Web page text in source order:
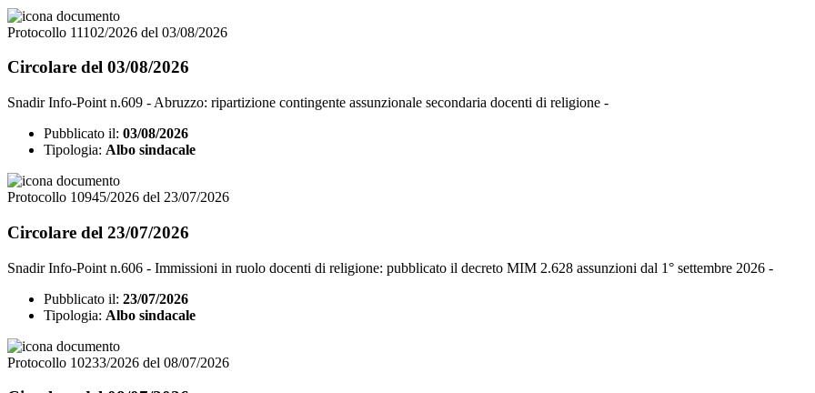
Protocollo 11102/2026 del 03/08/2026
Circolare del 03/08/2026
Snadir Info-Point n.609 - Abruzzo: ripartizione contingente assunzionale secondaria docenti di religione -
Pubblicato il: 03/08/2026
Tipologia: Albo sindacale
Protocollo 10945/2026 del 23/07/2026
Circolare del 23/07/2026
Snadir Info-Point n.606 - Immissioni in ruolo docenti di religione: pubblicato il decreto MIM 2.628 assunzioni dal 1° settembre 2026 -
Pubblicato il: 23/07/2026
Tipologia: Albo sindacale
Protocollo 10233/2026 del 08/07/2026